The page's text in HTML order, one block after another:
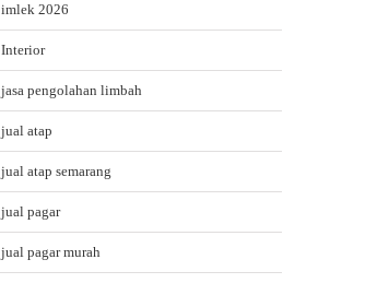
imlek 2026
Interior
jasa pengolahan limbah
jual atap
jual atap semarang
jual pagar
jual pagar murah